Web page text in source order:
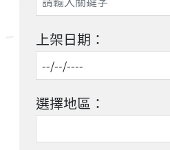
上架日期：
選擇地區：